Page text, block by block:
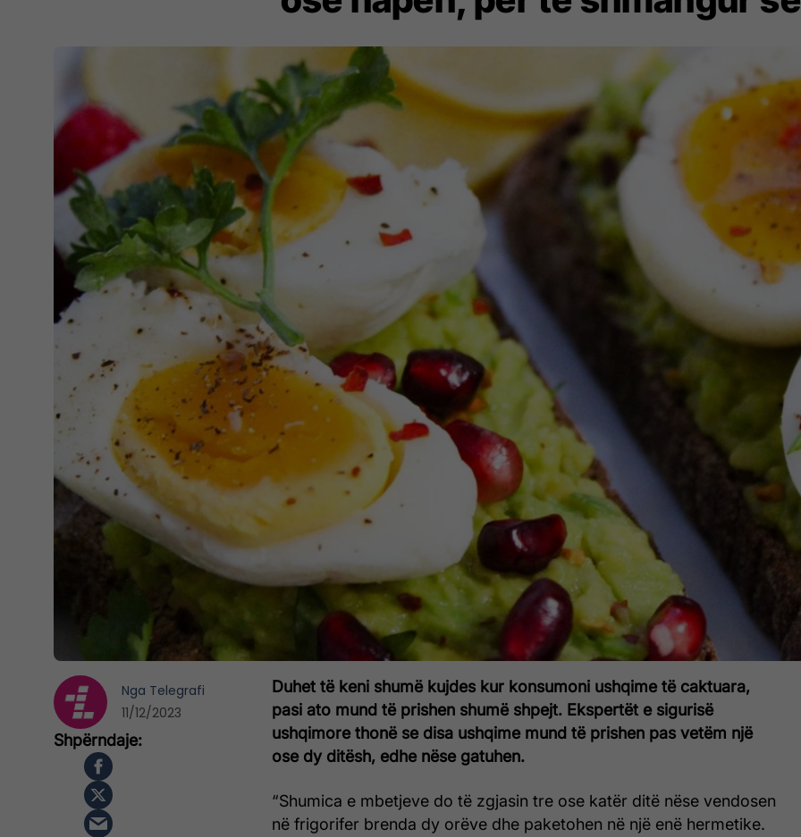
Duhet të keni shumë kujdes kur konsumoni ushqime të caktuara,
pasi ato mund të prishen shumë shpejt. Ekspertët e sigurisë
ushqimore thonë se disa ushqime mund të prishen pas vetëm një
ose dy ditësh, edhe nëse gatuhen.
“Shumica e mbetjeve do të zgjasin tre ose katër ditë nëse vendosen
në frigorifer brenda dy orëve dhe paketohen në një enë hermetike.
Nga Telegrafi
11/12/2023